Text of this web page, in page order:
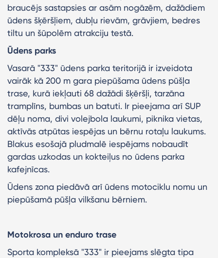
braucējs sastapsies ar asām nogāzēm, dažādiem
ūdens šķēršļiem, dubļu rievām, grāvjiem, bedres
tiltu un šūpolēm atrakciju testā.
Ūdens parks
Vasarā "333" ūdens parka teritorijā ir izveidota
vairāk kā 200 m gara piepūšama ūdens pūšļa
trase, kurā iekļauti 68 dažādi šķēršļi, tarzāna
tramplīns, bumbas un batuti. Ir pieejama arī SUP
dēļu noma, divi volejbola laukumi, piknika vietas,
aktīvās atpūtas iespējas un bērnu rotaļu laukums.
Blakus esošajā pludmalē iespējams nobaudīt
gardas uzkodas un kokteiļus no ūdens parka
kafejnīcas.
Ūdens zona piedāvā arī ūdens motociklu nomu un
piepūšamā pūšļa vilkšanu bērniem.
Motokrosa un enduro trase
Sporta kompleksā "333" ir pieejams slēgta tipa